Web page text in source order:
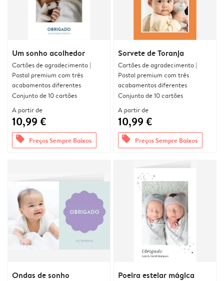
Um sonho acolhedor
Cartões de agradecimento |
Postal premium com três
acabamentos diferentes
Conjunto de 10 cartões
A partir de
10,99 €
offers Preços Sempre Baixos
Sorvete de Toranja
Cartões de agradecimento |
Postal premium com três
acabamentos diferentes
Conjunto de 10 cartões
A partir de
10,99 €
offers Preços Sempre Baixos
Ondas de sonho Poeira estelar mágica